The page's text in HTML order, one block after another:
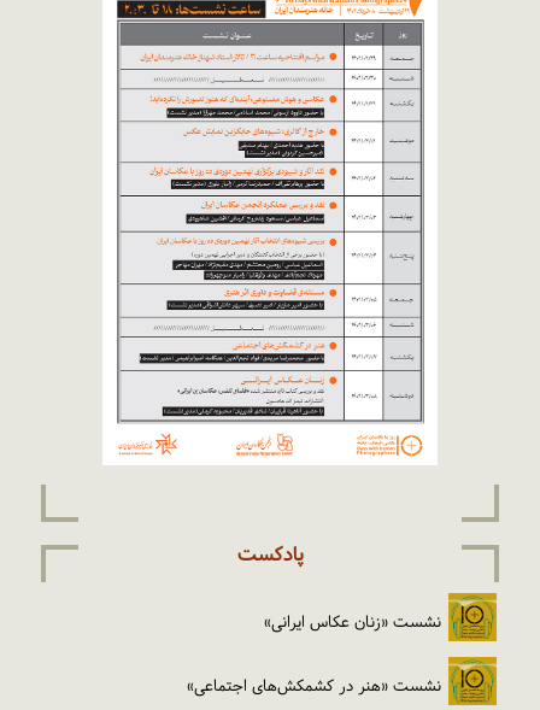
پادکست
نشست «زنان عکاس ایرانی»
نشست «هنر در کشمکش‌های اجتماعی»